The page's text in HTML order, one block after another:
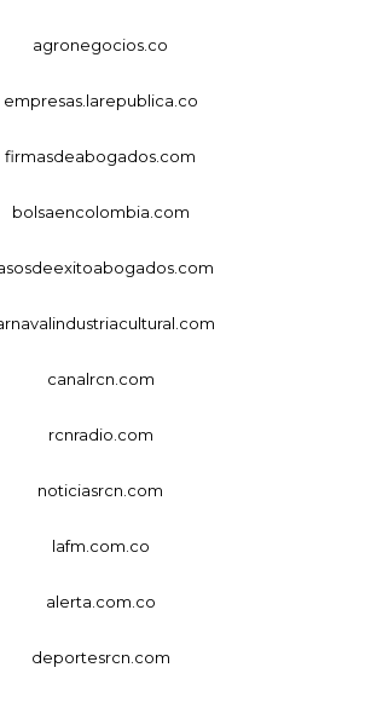
agronegocios.co
empresas.larepublica.co
firmasdeabogados.com
bolsaencolombia.com
canalrcn.com
rcnradio.com
noticiasrcn.com
lafm.com.co
alerta.com.co
deportesrcn.com